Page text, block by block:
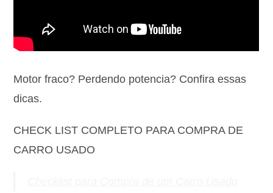
Motor fraco? Perdendo potencia? Confira essas
dicas.
CHECK LIST COMPLETO PARA COMPRA DE
CARRO USADO